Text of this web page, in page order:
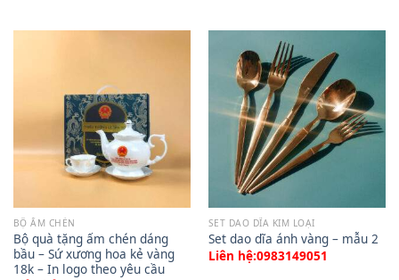
BỘ ẤM CHÉN
Bộ quà tặng ấm chén dáng
bầu – Sứ xương hoa kẻ vàng
18k – In logo theo yêu cầu
SET DAO DĨA KIM LOẠI
Set dao dĩa ánh vàng – mẫu 2
Liên hệ:0983149051